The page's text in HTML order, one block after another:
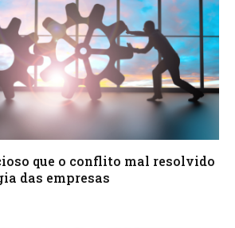
que o conflito mal resolvido
das empresas